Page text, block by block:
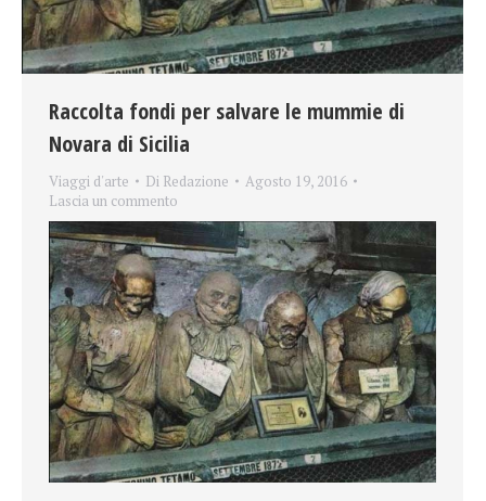
Raccolta fondi per salvare le mummie di
Novara di Sicilia
Viaggi d'arte Di Redazione
Agosto 19, 2016
Lascia un commento